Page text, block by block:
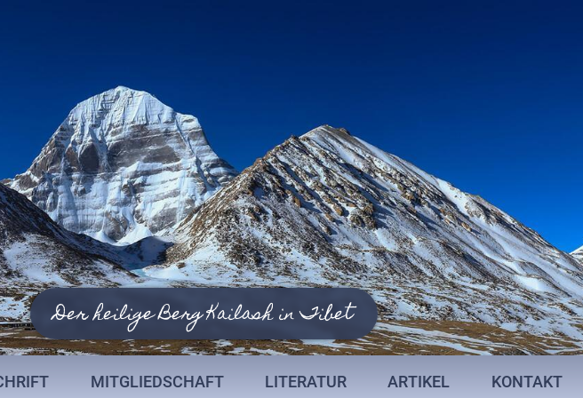
Der heilige Berg Kailash in Tibet
MITGLIEDSCHAFT LITERATUR ARTIKEL KONTAKT